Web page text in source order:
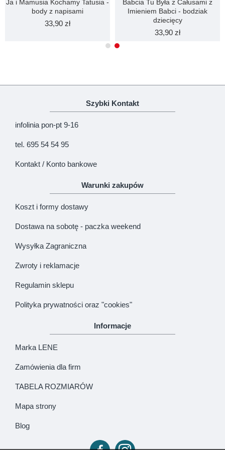
Ja i Mamusia Kochamy Tatusia -
body z napisami
33,90 zł
Babcia Tu Była z Całusami z
Imieniem Babci - bodziak
dziecięcy
33,90 zł
Szybki Kontakt
infolinia pon-pt 9-16
tel. 695 54 54 95
Kontakt / Konto bankowe
Warunki zakupów
Koszt i formy dostawy
Dostawa na sobotę - paczka weekend
Wysyłka Zagraniczna
Zwroty i reklamacje
Regulamin sklepu
Polityka prywatności oraz "cookies"
Informacje
Marka LENE
Zamówienia dla firm
TABELA ROZMIARÓW
Mapa strony
Blog